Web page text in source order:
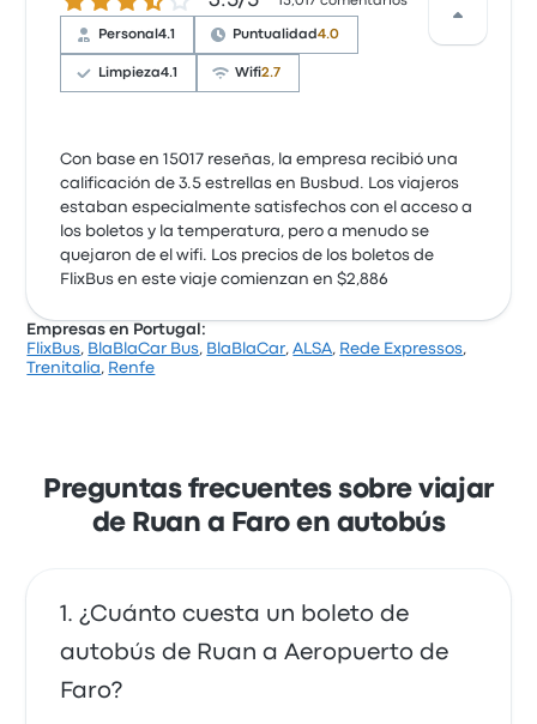
Personal4.1 Puntualidad4.0
Limpieza4.1 Wifi2.7
Con base en 15017 reseñas, la empresa recibió una
calificación de 3.5 estrellas en Busbud. Los viajeros
estaban especialmente satisfechos con el acceso a
los boletos y la temperatura, pero a menudo se
quejaron de el wifi. Los precios de los boletos de
FlixBus en este viaje comienzan en $2,886
Empresas en Portugal:
FlixBus, BlaBlaCar Bus, BlaBlaCar,ALSA, Rede Expressos,
Trenitalia, Renfe
Preguntas frecuentes sobre viajar
de Ruan a Faro en autobús
¿Cuánto cuesta un boleto de
autobús de Ruan a Aeropuerto de
Faro?